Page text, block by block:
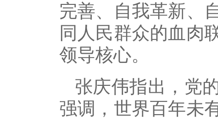
完善、自我革新、
同人民群众的血肉
领导核心。
张庆伟指出，党
强调，世界百年未